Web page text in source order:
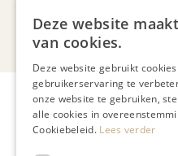
Bekijk alle artikelen
Deze website
van cookies.
Deze website gebruikt
gebruikerservaring te
onze website te gebruiken,
alle cookies in
Cookiebeleid. Lees verder